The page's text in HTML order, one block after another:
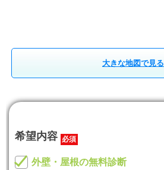
大きな地図で見る
希望内容 必須
外壁・屋根の無料診断